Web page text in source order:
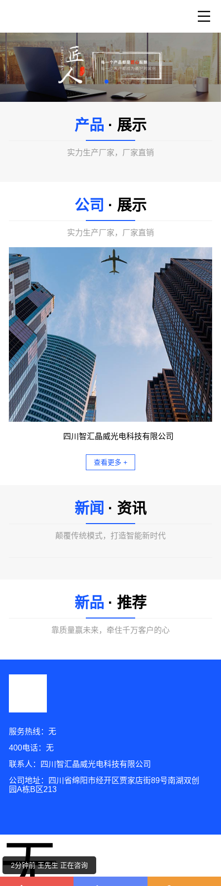
产品 · 展示
实力生产厂家，厂家直销
公司 · 展示
实力生产厂家，厂家直销
四川智汇晶威光电科技有限公司
查看更多 +
新闻 · 资讯
颠覆传统模式，打造智能新时代
新品 · 推荐
靠质量赢未来，牵住千万客户的心
服务热线：无
400电话：无
联系人：四川智汇晶威光电科技有限公司
公司地址：四川省绵阳市经开区贾家店街89号南湖双创
园A栋B区213
2分钟前 王先生 正在咨询
无